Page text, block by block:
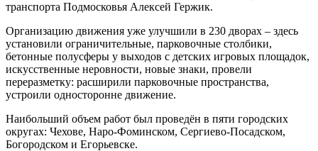
транспорта Подмосковья Алексей Гержик.
Организацию движения уже улучшили в 230 дворах – здесь
установили ограничительные, парковочные столбики,
бетонные полусферы у выходов с детских игровых площадок,
искусственные неровности, новые знаки, провели
переразметку: расширили парковочные пространства,
устроили односторонне движение.
Наибольший объем работ был проведён в пяти городских
округах: Чехове, Наро-Фоминском, Сергиево-Посадском,
Богородском и Егорьевске.